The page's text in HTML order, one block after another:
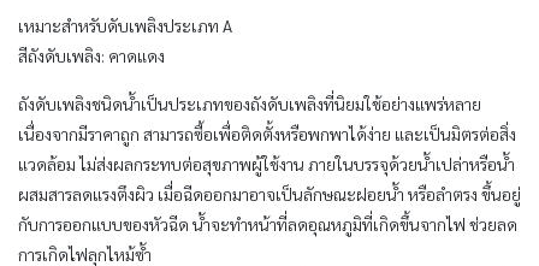
เหมาะสำหรับดับเพลิงประเภท A
สีถังดับเพลิง: คาดแดง
ถังดับเพลิงชนิดน้ำเป็นประเภทของถังดับเพลิงที่นิยมใช้อย่างแพร่หลาย
เนื่องจากมีราคาถูก สามารถซื้อเพื่อติดตั้งหรือพกพาได้ง่าย และเป็นมิตรต่อสิ่ง
แวดล้อม ไม่ส่งผลกระทบต่อสุขภาพผู้ใช้งาน ภายในบรรจุด้วยน้ำเปล่าหรือน้ำ
ผสมสารลดแรงตึงผิว เมื่อฉีดออกมาอาจเป็นลักษณะฝอยน้ำ หรือลำตรง ขึ้นอยู่
กับการออกแบบของหัวฉีด น้ำจะทำหน้าที่ลดอุณหภูมิที่เกิดขึ้นจากไฟ ช่วยลด
การเกิดไฟลุกไหม้ซ้ำ